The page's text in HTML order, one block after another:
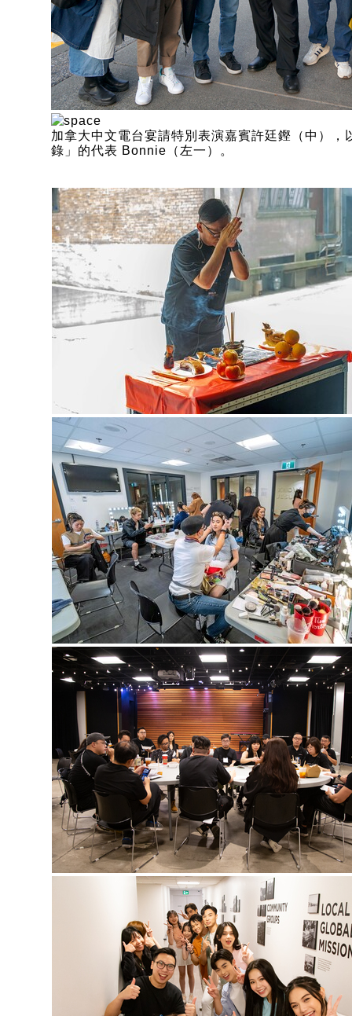
加拿大中文電台宴請特別表演嘉賓許廷鏗（中），
錄」的代表 Bonnie（左一）。